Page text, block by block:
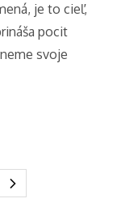
je to cieľ,
pocit
svoje